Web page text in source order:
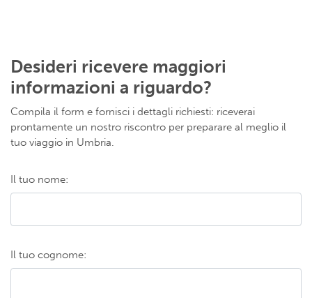
Desideri ricevere maggiori
informazioni a riguardo?
Compila il form e fornisci i dettagli richiesti: riceverai
prontamente un nostro riscontro per preparare al meglio il
tuo viaggio in Umbria.
Il tuo nome:
Il tuo cognome: